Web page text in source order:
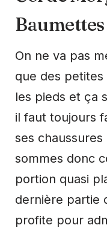
Baumettes
On ne va pas
que des
les pieds et ça
il faut toujours
ses
sommes donc
portion quasi
dernière partie
profite pour